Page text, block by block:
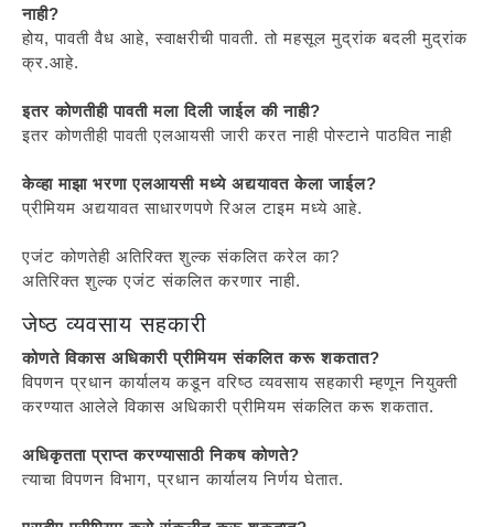
नाही?
होय, पावती वैध आहे, स्वाक्षरीची पावती. तो महसूल मुद्रांक बदली मुद्रांक
क्र.आहे.
इतर कोणतीही पावती मला दिली जाईल की नाही?
इतर कोणतीही पावती एलआयसी जारी करत नाही पोस्टाने पाठवित नाही
केव्हा माझा भरणा एलआयसी मध्ये अद्ययावत केला जाईल?
प्रीमियम अद्ययावत साधारणपणे रिअल टाइम मध्ये आहे.
एजंट कोणतेही अतिरिक्त शुल्क संकलित करेल का?
अतिरिक्त शुल्क एजंट संकलित करणार नाही.
जेष्ठ व्यवसाय सहकारी
कोणते विकास अधिकारी प्रीमियम संकलित करू शकतात?
विपणन प्रधान कार्यालय कडून वरिष्ठ व्यवसाय सहकारी म्हणून नियुक्ती
करण्यात आलेले विकास अधिकारी प्रीमियम संकलित करू शकतात.
अधिकृतता प्राप्त करण्यासाठी निकष कोणते?
त्याचा विपणन विभाग, प्रधान कार्यालय निर्णय घेतात.